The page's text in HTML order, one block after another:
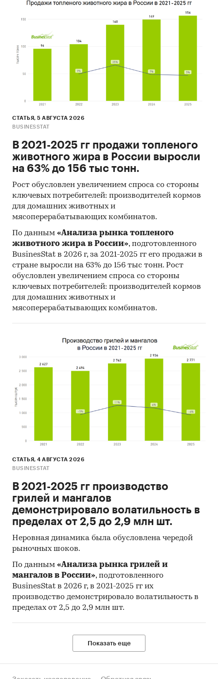
Федерации, как по количеству автомобилей,
так и по темпам продаж. По основным
показателям входят в пятерку или десятку
лидеров. Их общий удельный вес составляет
автомобильного рынка, а темпы роста в
несколько раз превышают средний уровень
Конкурентная среда
На региональном рынке основную
ООО «Казань-Шинторг»:http://www.kazan-
shintorg.com.
ИП Ахмадулина:http://sds1.ru.
ООО «Таганка»:
http://ufa.taganka.biz
ООО «Кама-Уфа»:http://ts-drive.ru
Финансовые показатели проекта
Показатели
Ед.
изм.
Значение
Необходимые инвестиции
тыс.
***
руб.
% ***
Период окупаемости мес.
окупаемости
Выдержки из исследования
Анализ рынка
Главной задачей анализа является
исследование рынка регионов, на которые
будет распространяться проект, прежде всего с
точки зрения количества автомобилей и
объема продаж в разрезе грузовых и легковых
бывших в употреблении.
Владельцы автомобилей не менее чем 2 раза в
год осуществляют замену шин, периодически
пользуются услугами автомойки и парковки.
автомобильного рынка позволяет прийти к
пониманию текущего и будущего уровня
спроса на услуги, связанные с обслуживанием
автотранспорта, в том числе по замене
СТАТЬЯ, 5 АВГУСТА 2026
BUSINESSTAT
В 2021-2025 гг продажи топленого
животного жира в России выросли
на 63% до 156 тыс тонн.
Рост обусловлен увеличением спроса со стороны
ключевых потребителей: производителей кормов
для домашних животных и
мясоперерабатывающих комбинатов.
По данным «Анализа рынка топленого
животного жира в России», подготовленного
BusinesStat в 2026 г, за 2021-2025 гг его продажи в
стране выросли на 63% до 156 тыс тонн. Рост
обусловлен увеличением спроса со стороны
ключевых потребителей: производителей кормов
для домашних животных и
мясоперерабатывающих комбинатов.
СТАТЬЯ, 4 АВГУСТА 2026
BUSINESSTAT
В 2021-2025 гг производство
грилей и мангалов
демонстрировало волатильность в
пределах от 2,5 до 2,9 млн шт.
Неровная динамика была обусловлена чередой
рыночных шоков.
По данным «Анализа рынка грилей и
мангалов в России», подготовленного
BusinesStat в 2026 г, в 2021-2025 гг их
производство демонстрировало волатильность в
пределах от 2,5 до 2,9 млн шт.
Показать еще